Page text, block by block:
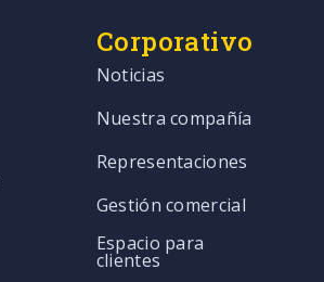
Corporativo
Noticias
Nuestra compañía
Representaciones
Gestión comercial
Espacio para
clientes